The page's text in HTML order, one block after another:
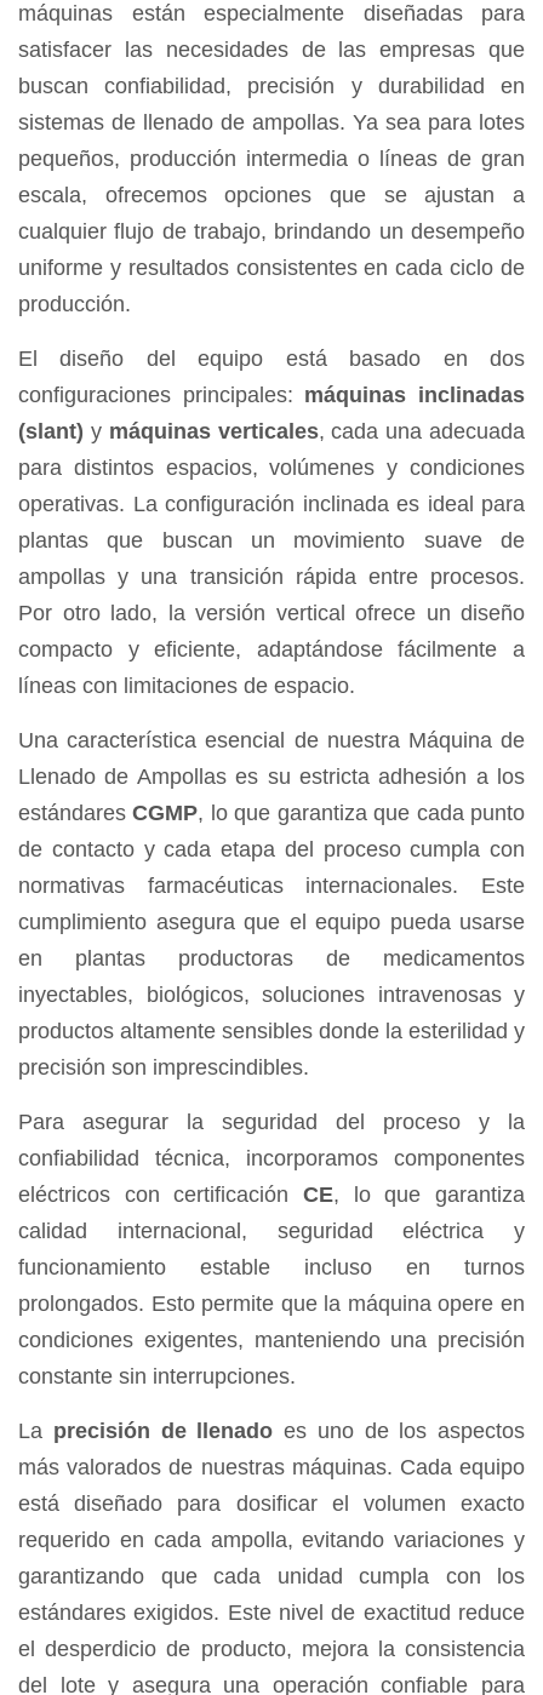
máquinas están especialmente diseñadas para
satisfacer las necesidades de las empresas que
buscan confiabilidad, precisión y durabilidad en
sistemas de llenado de ampollas. Ya sea para lotes
pequeños, producción intermedia o líneas de gran
escala, ofrecemos opciones que se ajustan a
cualquier flujo de trabajo, brindando un desempeño
uniforme y resultados consistentes en cada ciclo de
producción.
El diseño del equipo está basado en dos
configuraciones principales: máquinas inclinadas
(slant) y máquinas verticales, cada una adecuada
para distintos espacios, volúmenes y condiciones
operativas. La configuración inclinada es ideal para
plantas que buscan un movimiento suave de
ampollas y una transición rápida entre procesos.
Por otro lado, la versión vertical ofrece un diseño
compacto y eficiente, adaptándose fácilmente a
líneas con limitaciones de espacio.
Una característica esencial de nuestra Máquina de
Llenado de Ampollas es su estricta adhesión a los
estándaresCGMP, lo que garantiza que cada punto
de contacto y cada etapa del proceso cumpla con
normativas farmacéuticas internacionales. Este
cumplimiento asegura que el equipo pueda usarse
en plantas productoras de medicamentos
inyectables, biológicos, soluciones intravenosas y
productos altamente sensibles donde la esterilidad y
precisión son imprescindibles.
Para asegurar la seguridad del proceso y la
confiabilidad técnica, incorporamos componentes
eléctricos con certificación CE, lo que garantiza
calidad internacional, seguridad eléctrica y
funcionamiento estable incluso en turnos
prolongados. Esto permite que la máquina opere en
condiciones exigentes, manteniendo una precisión
constante sin interrupciones.
La precisión de llenado es uno de los aspectos
más valorados de nuestras máquinas. Cada equipo
está diseñado para dosificar el volumen exacto
requerido en cada ampolla, evitando variaciones y
garantizando que cada unidad cumpla con los
estándares exigidos. Este nivel de exactitud reduce
el desperdicio de producto, mejora la consistencia
del lote y asegura una operación confiable para